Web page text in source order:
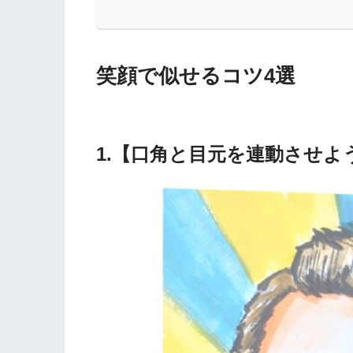
笑顔で似せるコツ4選
1.【口角と目元を連動させよ